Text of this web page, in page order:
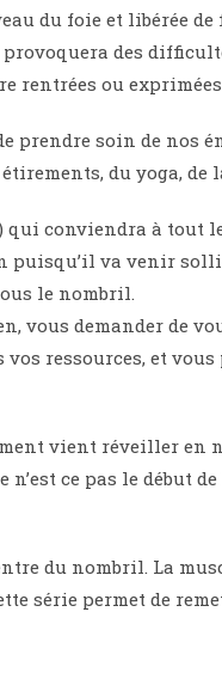
du foie et libérée
des
rentrées ou exprimées.
prendre soin de nos
du yoga, de
conviendra à tout
puisqu’il va venir
le nombril.
vous demander de
vos ressources, et
vient réveiller en
ce pas le début
du nombril. La
série permet de